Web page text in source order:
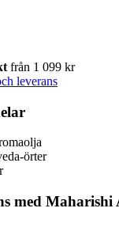
från 1 099 kr
leverans
örter
med